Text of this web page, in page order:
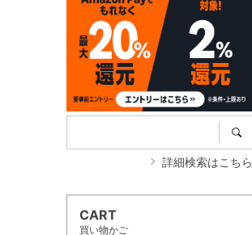
詳細検索はこちら
CART
買い物かご